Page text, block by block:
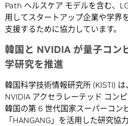
Path ヘルスケア モデルを含む、
用してスタートアップ企業や学界
支援するために協力しています。
韓国と NVIDIA が量子コン
学研究を推進
韓国科学技術情報研究所 (KISTI) は
NVIDIA アクセラレーテッド コン
韓国の第 6 世代国家スーパーコン
「HANGANG」を活用した研究協